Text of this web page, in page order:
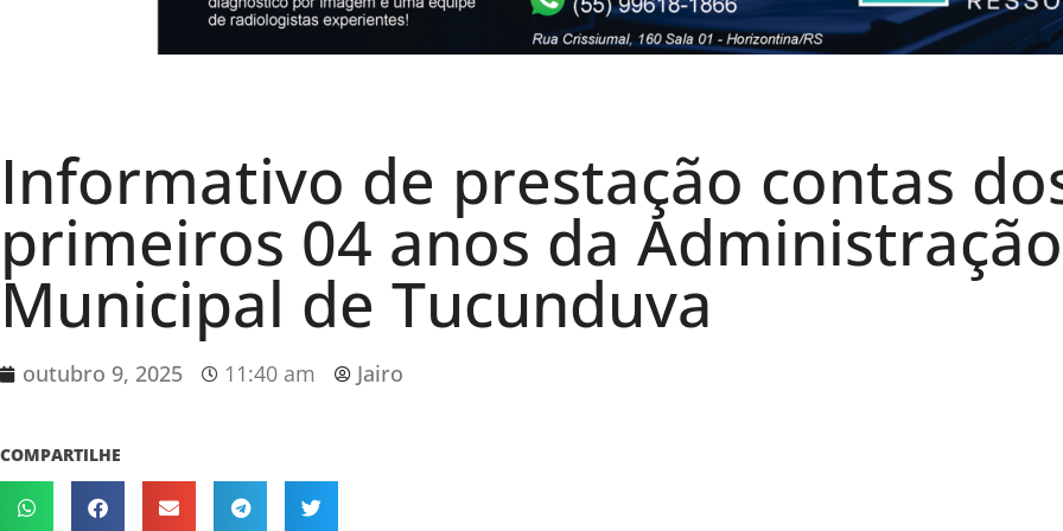
Informativo de prestação contas
primeiros 04 anos da Administração
Municipal de Tucunduva
outubro 9, 2025 11:40 am Jairo
COMPARTILHE